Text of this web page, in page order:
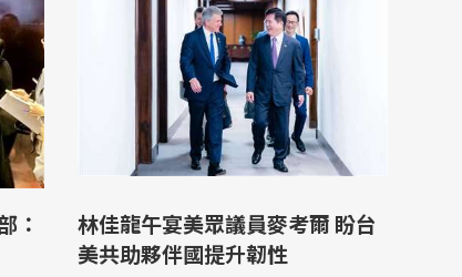
林佳龍午宴美眾議員麥考爾 盼台
美共助夥伴國提升韌性